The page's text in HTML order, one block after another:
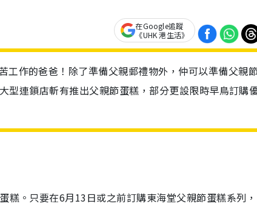
在Google追蹤
《UHK 港生活》
工作的爸爸！除了準備父親郵禮物外，仲可以準備父親
型連鎖店斬有推出父親節蛋糕，部分更設限時早鳥訂購
糕。只要在6月13日或之前訂購東海堂父親節蛋糕系列